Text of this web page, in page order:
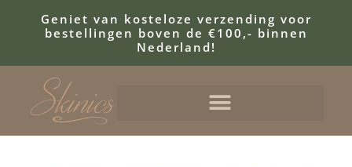
Geniet van kosteloze verzending voor
bestellingen boven de €100,- binnen
Nederland!